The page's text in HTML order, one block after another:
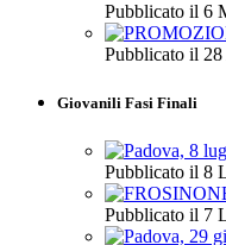
Pubblicato il 6
Pubblicato il
Giovanili Fasi Finali
Pubblicato il 8
Pubblicato il 7